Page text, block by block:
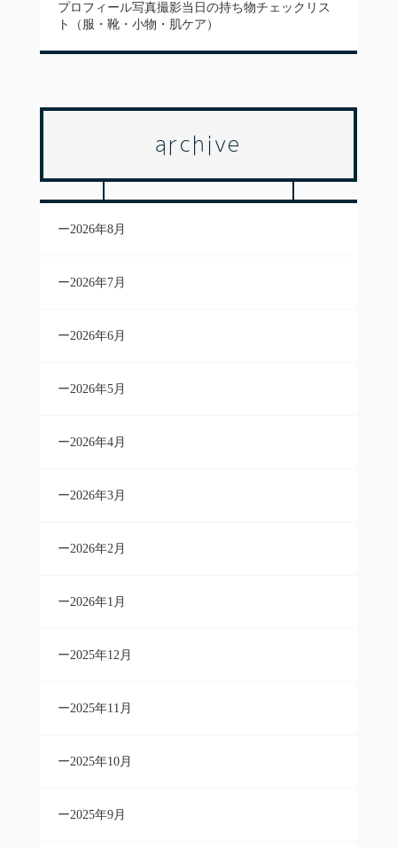
プロフィール写真撮影当日の持ち物チェックリス
ト（服・靴・小物・肌ケア）
archive
2026年8月
2026年7月
2026年6月
2026年5月
2026年4月
2026年3月
2026年2月
2026年1月
2025年12月
2025年11月
2025年10月
2025年9月